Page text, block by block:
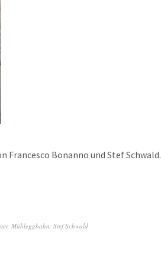
Francesco Bonanno und Stef Schwald.
, Mühleggbahn, Stef Schwald